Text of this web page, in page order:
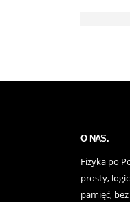
O NAS.
Fizyka po
prosty,
pamięć,